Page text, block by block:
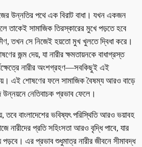
উন্নতির পথে এক বিরাট বাধা। যখন একজন
তাকেই সামাজিক তিরস্কারের মুখে পড়তে হবে
তখন সে নিজেই হয়তো মুখ খুলতে দ্বিধা করে।
জন্ম দেয়, যা নারীর ক্ষমতায়নকে বাধাগ্রস্ত
নারীর অংশগ্রহণ—সবকিছুই এই
এই শোষণের ফলে সামাজিক বৈষম্য আরও বাড়ে
উন্নয়নে নেতিবাচক প্রভাব ফেলে।
তবে বাংলাদেশের ভবিষ্যৎ পরিস্থিতি আরও ভয়াবহ
নারীদের প্রতি সহিংসতা আরও বৃদ্ধি পাবে, যার
এর প্রভাব শুধুমাত্র নারীর জীবনে সীমাবদ্ধ